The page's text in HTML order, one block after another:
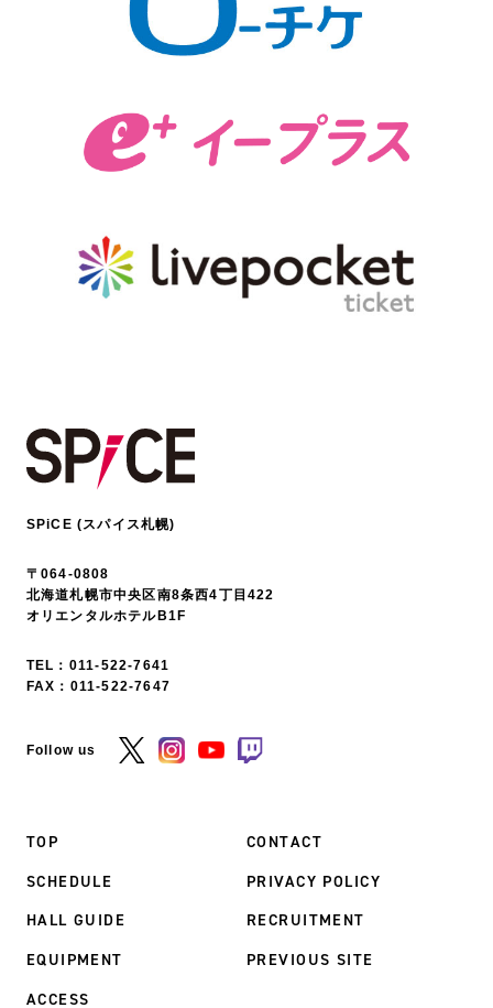
SPiCE (スパイス札幌)
〒064-0808
北海道札幌市中央区南8条西4丁目422
オリエンタルホテルB1F
TEL： 011-522-7641
FAX：011-522-7647
Follow us
TOP
SCHEDULE
HALL GUIDE
EQUIPMENT
ACCESS
CONTACT
PRIVACY POLICY
RECRUITMENT
PREVIOUS SITE